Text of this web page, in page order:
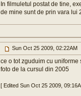
In filmuletul postat de tine,
de mine sunt de prin vara lui
Sun Oct 25 2009, 02:22AM
ce o tot zguduim cu uniforme
foto de la cursul din 2005
[ Edited Sun Oct 25 2009,